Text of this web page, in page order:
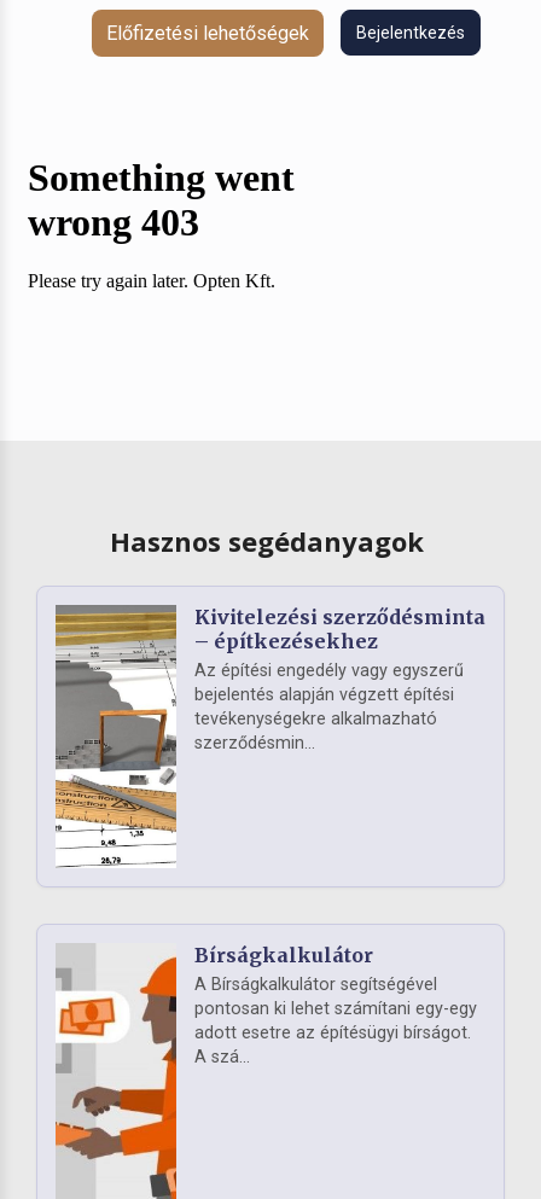
Előfizetési lehetőségek Bejelentkezés
Hasznos segédanyagok
Kivitelezési szerződésminta
– építkezésekhez
Az építési engedély vagy egyszerű
bejelentés alapján végzett építési
tevékenységekre alkalmazható
szerződésmin...
Bírságkalkulátor
A Bírságkalkulátor segítségével
pontosan ki lehet számítani egy-egy
adott esetre az építésügyi bírságot.
A szá...